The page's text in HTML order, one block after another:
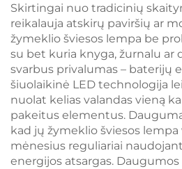
Skirtingai nuo tradicinių
reikalauja atskirų paviršių ar
žymeklio šviesos lempa be
su bet kuria knyga, žurnalu ar
svarbus privalumas – baterijų
šiuolaikinė LED technologija
nuolat kelias valandas vieną
pakeitus elementus.
kad jų žymeklio šviesos lempa
mėnesius reguliariai
energijos atsargas.